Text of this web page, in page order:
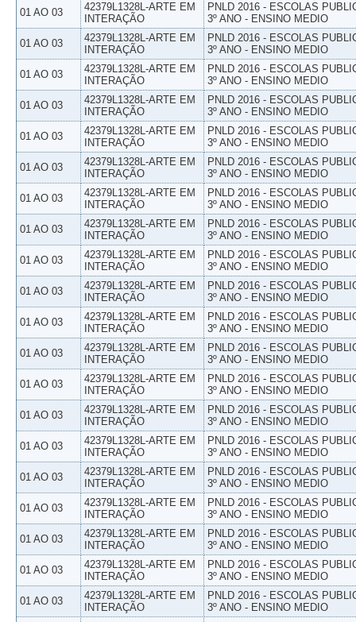
01 AO 03
42379L1328L-ARTE EM
INTERAÇÃO
PNLD 2016 - ESCOLAS
3º ANO - ENSINO MEDIO
01 AO 03
42379L1328L-ARTE EM
INTERAÇÃO
PNLD 2016 - ESCOLAS
3º ANO - ENSINO MEDIO
01 AO 03
42379L1328L-ARTE EM
INTERAÇÃO
PNLD 2016 - ESCOLAS
3º ANO - ENSINO MEDIO
01 AO 03
42379L1328L-ARTE EM
INTERAÇÃO
PNLD 2016 - ESCOLAS
3º ANO - ENSINO MEDIO
01 AO 03
42379L1328L-ARTE EM
INTERAÇÃO
PNLD 2016 - ESCOLAS
3º ANO - ENSINO MEDIO
01 AO 03
42379L1328L-ARTE EM
INTERAÇÃO
PNLD 2016 - ESCOLAS
3º ANO - ENSINO MEDIO
01 AO 03
42379L1328L-ARTE EM
INTERAÇÃO
PNLD 2016 - ESCOLAS
3º ANO - ENSINO MEDIO
01 AO 03
42379L1328L-ARTE EM
INTERAÇÃO
PNLD 2016 - ESCOLAS
3º ANO - ENSINO MEDIO
01 AO 03
42379L1328L-ARTE EM
INTERAÇÃO
PNLD 2016 - ESCOLAS
3º ANO - ENSINO MEDIO
01 AO 03
42379L1328L-ARTE EM
INTERAÇÃO
PNLD 2016 - ESCOLAS
3º ANO - ENSINO MEDIO
01 AO 03
42379L1328L-ARTE EM
INTERAÇÃO
PNLD 2016 - ESCOLAS
3º ANO - ENSINO MEDIO
01 AO 03
42379L1328L-ARTE EM
INTERAÇÃO
PNLD 2016 - ESCOLAS
3º ANO - ENSINO MEDIO
01 AO 03
42379L1328L-ARTE EM
INTERAÇÃO
PNLD 2016 - ESCOLAS
3º ANO - ENSINO MEDIO
01 AO 03
42379L1328L-ARTE EM
INTERAÇÃO
PNLD 2016 - ESCOLAS
3º ANO - ENSINO MEDIO
01 AO 03
42379L1328L-ARTE EM
INTERAÇÃO
PNLD 2016 - ESCOLAS
3º ANO - ENSINO MEDIO
01 AO 03
42379L1328L-ARTE EM
INTERAÇÃO
PNLD 2016 - ESCOLAS
3º ANO - ENSINO MEDIO
01 AO 03
42379L1328L-ARTE EM
INTERAÇÃO
PNLD 2016 - ESCOLAS
3º ANO - ENSINO MEDIO
01 AO 03
42379L1328L-ARTE EM
INTERAÇÃO
PNLD 2016 - ESCOLAS
3º ANO - ENSINO MEDIO
01 AO 03
42379L1328L-ARTE EM
INTERAÇÃO
PNLD 2016 - ESCOLAS
3º ANO - ENSINO MEDIO
01 AO 03
42379L1328L-ARTE EM
INTERAÇÃO
PNLD 2016 - ESCOLAS
3º ANO - ENSINO MEDIO